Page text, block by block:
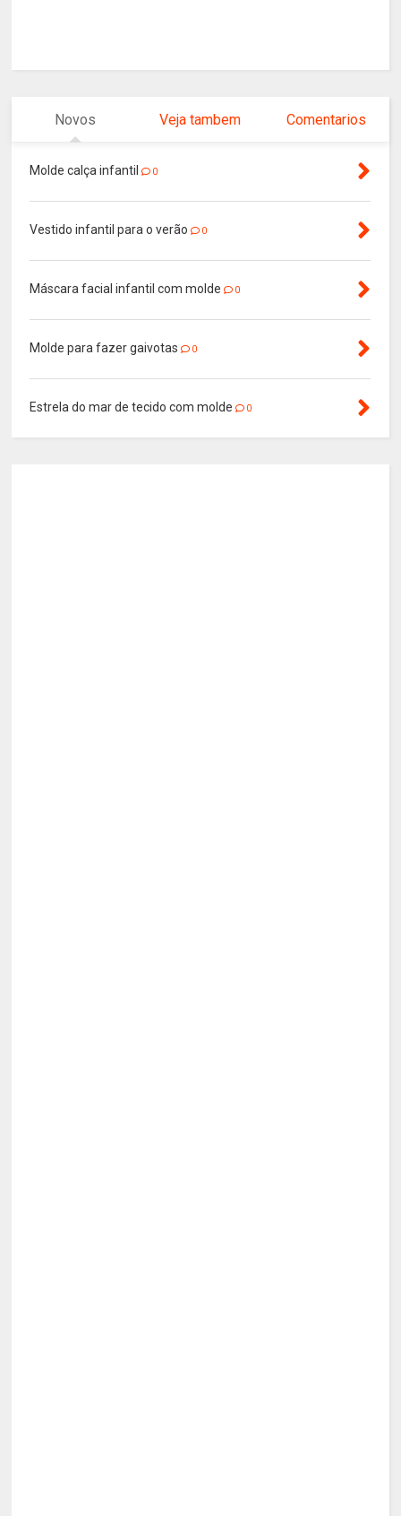
Novos Veja tambem Comentarios
Molde calça infantil 0
Vestido infantil para o verão 0
Máscara facial infantil com molde 0
Molde para fazer gaivotas 0
Estrela do mar de tecido com molde 0